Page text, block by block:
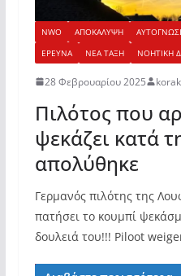
NWO ΑΠΟΚΑΛΥΨΗ
ΕΡΕΥΝΑ
ΝΕΑ ΤΑΞΗ ΝΟΗΤΙΚΗ
28 Φεβρουαρίου 2025
Πιλότος που
ψεκάζει κατά
απολύθηκε
Γερμανός πιλότης της
πατήσει το κουμπί
δουλειά του!!! Piloot